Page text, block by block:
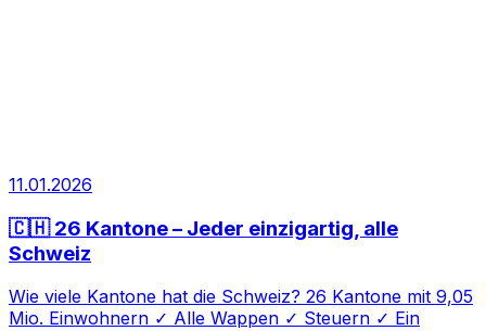
11.01.2026
🇨🇭 26 Kantone – Jeder einzigartig, alle
Schweiz
Wie viele Kantone hat die Schweiz? 26 Kantone mit 9,05
Mio. Einwohnern ✓ Alle Wappen ✓ Steuern ✓ Ein